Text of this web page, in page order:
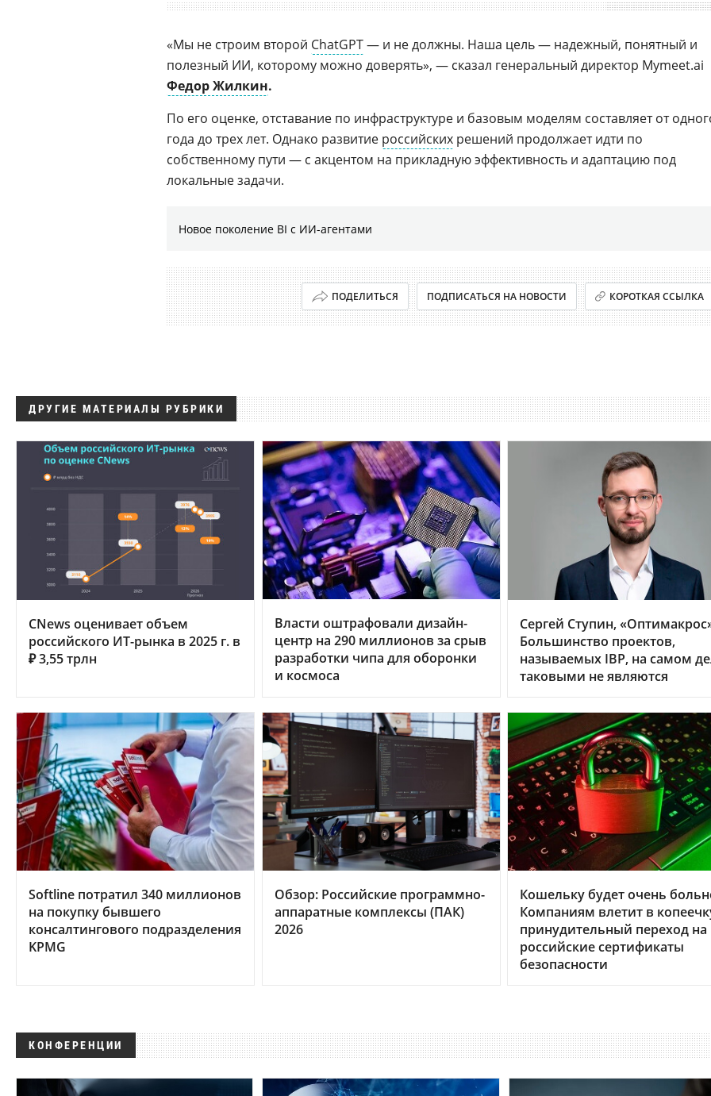
«Мы не строим второй ChatGPT— и не должны. Наша цель — надежный, понятный и
полезный ИИ, которому можно доверять», — сказал генеральный директор Mymeet.ai
Федор Жилкин.
По его оценке, отставание по инфраструктуре и базовым моделям составляет от
года до трех лет. Однако развитие российских решений продолжает идти по
собственному пути — с акцентом на прикладную эффективность и адаптацию под
локальные задачи.
Новое поколение BI с ИИ-агентами
ПОДЕЛИТЬСЯ ПОДПИСАТЬСЯ НА НОВОСТИ КОРОТКАЯ ССЫЛКА
ДРУГИЕ МАТЕРИАЛЫ РУБРИКИ
CNews оценивает объем
российского ИТ-рынка в 2025 г. в
₽ 3,55 трлн
Власти оштрафовали дизайн-
центр на 290 миллионов за срыв
разработки чипа для оборонки
и космоса
Сергей Ступин,
Большинство проектов,
называемых IBP, на самом
таковыми не являются
Softline потратил 340 миллионов
на покупку бывшего
консалтингового подразделения
KPMG
Обзор: Российские программно-
аппаратные комплексы (ПАК)
2026
Кошельку будет очень
Компаниям влетит в
принудительный переход на
российские сертификаты
безопасности
КОНФЕРЕНЦИИ